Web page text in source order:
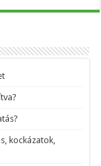
kockázatok,